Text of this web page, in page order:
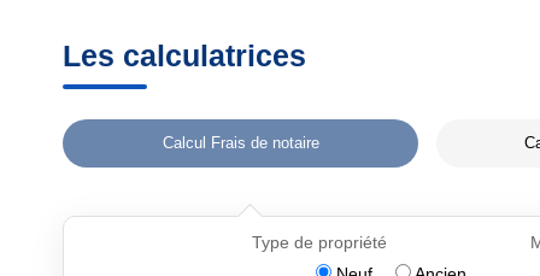
Les calculatrices
Calcul Frais de notaire